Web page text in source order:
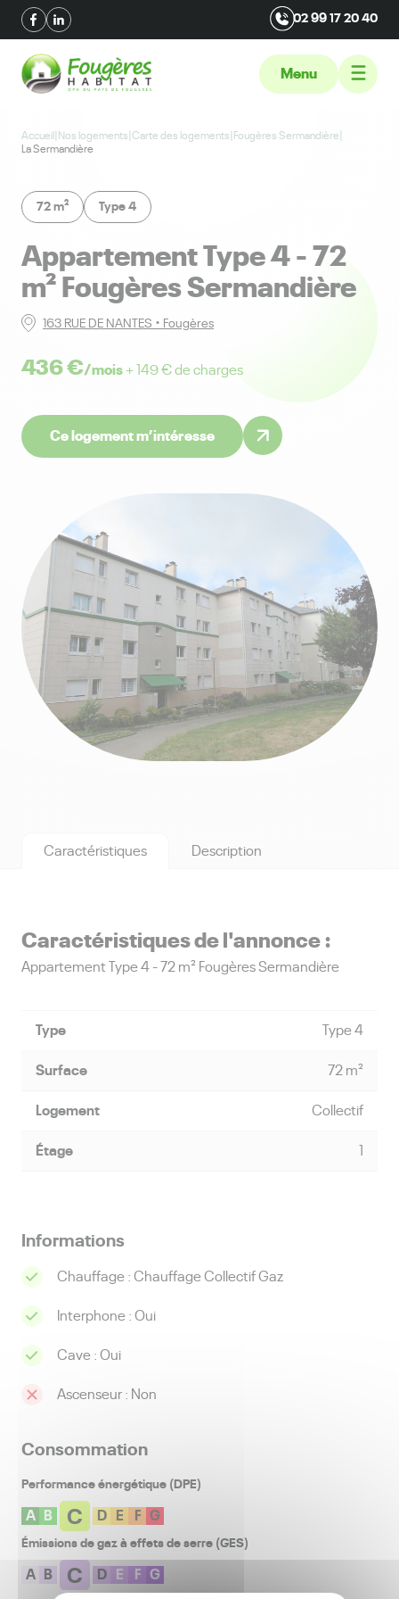
02 99 17 20 40
Menu
Accueil|Nos logements|Carte des logements|Fougères Sermandière|
La Sermandière
72 m² Type 4
appartement Type 4 - 72
m² Fougères Sermandière
163 RUE DE NANTES • Fougères
436 €/mois+ 149 € de charges
Ce logement m’intéresse
Caractéristiques Description
Caractéristiques de l'annonce :
appartement Type 4 - 72 m² Fougères Sermandière
Type Type 4
Surface 72 m²
Logement Collectif
Étage 1
Informations
Chauffage :Chauffage Collectif Gaz
Interphone :Oui
Cave :Oui
Ascenseur : Non
Consommation
Performance énergétique (DPE)
A B C D E F G
Émissions de gaz à effets de serre (GES)
A B C D E F G